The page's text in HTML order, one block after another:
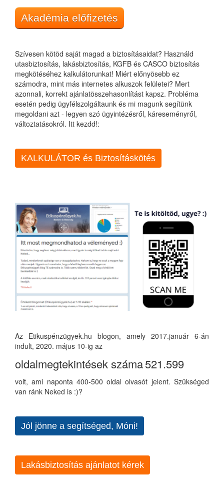
Akadémia előfizetés
Szívesen kötöd saját magad a biztosításaidat? Használd
utasbiztosítás, lakásbiztosítás, KGFB és CASCO biztosítás
megkötéséhez kalkulátorunkat! Miért előnyösebb ez
számodra, mint más internetes alkuszok felületei? Mert
azonnali, korrekt ajánlatösszehasonlítást kapsz. Probléma
esetén pedig ügyfélszolgáltaunk és mi magunk segítünk
megoldani azt - legyen szó ügyintézésről, káreseményről,
változtatásokról. Itt kezdd!:
KALKULÁTOR és Biztosításkötés
Az Etikuspénzügyek.hu blogon, amely 2017.január 6-án
indult, 2020. május 10-ig az
oldalmegtekintések száma521.599
volt, ami naponta 400-500 oldal olvasót jelent. Szükséged
van ránk Neked is :)?
Jól jönne a segítséged, Móni!
Lakásbiztosítás ajánlatot kérek